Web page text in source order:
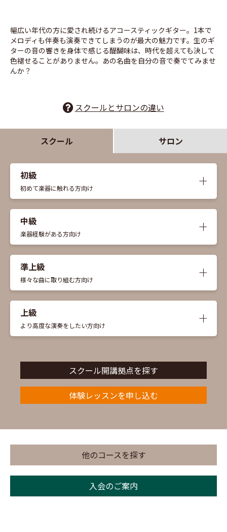
幅広い年代の方に愛され続けるアコースティックギター。1本で
メロディも伴奏も演奏できてしまうのが最大の魅力です。生のギ
ターの音の響きを身体で感じる醍醐味は、時代を超えても決して
色褪せることがありません。あの名曲を自分の音で奏でてみませ
んか？
スクールとサロンの違い
スクール サロン
初級
初めて楽器に触れる方向け くわし
中級
楽器経験がある方向け くわし
準上級
様々な曲に取り組む方向け くわし
上級
より高度な演奏をしたい方向け くわし
スクール開講拠点を探す
体験レッスンを申し込む
他のコースを探す
入会のご案内